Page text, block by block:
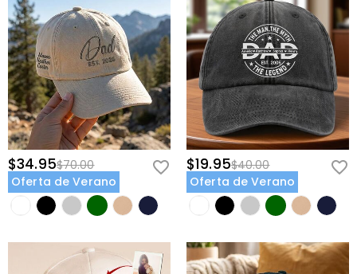
$34.95$70.00
Oferta de Verano
$19.95$40.00
Oferta de Verano